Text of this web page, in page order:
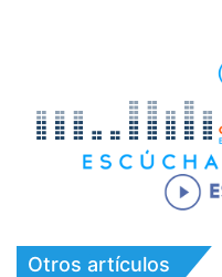
Otros artículos